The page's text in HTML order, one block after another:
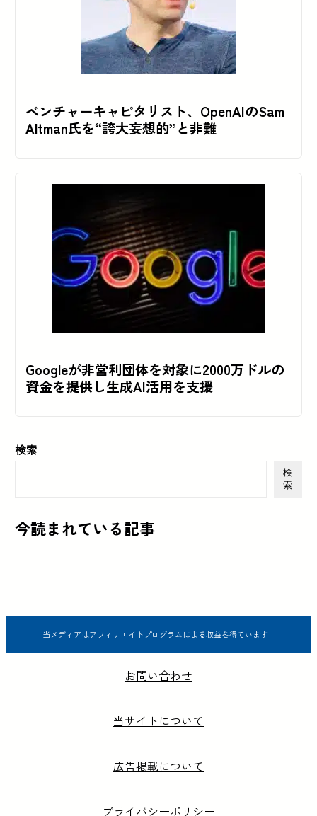
ベンチャーキャピタリスト、OpenAIのSam
Altman氏を“誇大妄想的”と非難
Googleが非営利団体を対象に2000万ドルの
資金を提供し生成AI活用を支援
検索
検
索
今読まれている記事
当メディアはアフィリエイトプログラムによる収益を得ています
お問い合わせ
当サイトについて
広告掲載について
プライバシーポリシー